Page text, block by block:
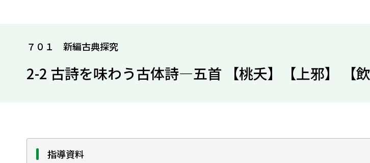
７０１ 新編古典探究
2-2 古詩を味わう古体詩―五首 【桃夭】【上邪】 【
指導資料